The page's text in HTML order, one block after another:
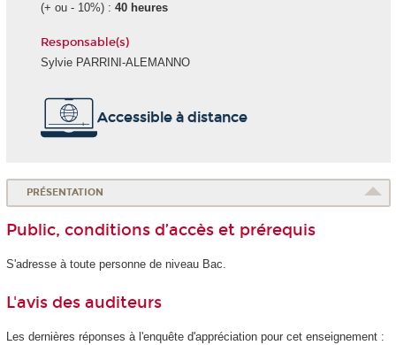
(+ ou - 10%) : 40 heures
Responsable(s)
Sylvie PARRINI-ALEMANNO
Accessible à distance
PRÉSENTATION
Public, conditions d’accès et prérequis
S'adresse à toute personne de niveau Bac.
L'avis des auditeurs
Les dernières réponses à l'enquête d'appréciation pour cet enseignement :